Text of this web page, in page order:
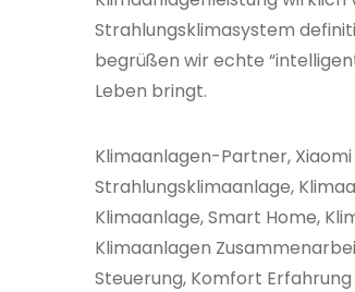
Strahlungsklimasystem
begrüßen wir echte
Leben bringt.
Klimaanlagen-Partner,
Strahlungsklimaanlage,
Klimaanlage, Smart Home,
Klimaanlagen
Steuerung, Komfort Erfahrung